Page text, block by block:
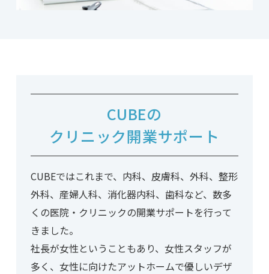
CUBEの
クリニック開業サポート
CUBEではこれまで、内科、皮膚科、外科、整形
外科、 産婦人科、消化器内科、歯科など、 数多
くの医院・クリニックの開業サポートを行って
きました。
社長が女性ということもあり、女性スタッフが
多く、 女性に向けたアットホームで優しいデザ